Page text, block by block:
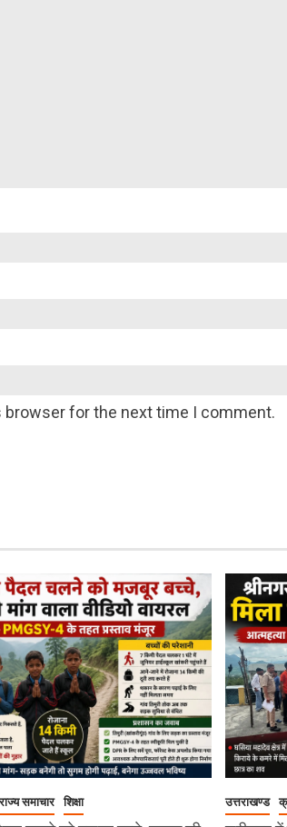
browser for the next time I comment.
राज्य समाचार शिक्षा उत्तराखण्ड